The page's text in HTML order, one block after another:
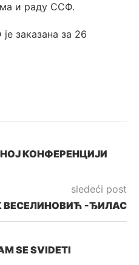
и раду ССФ.
заказана за 26
КОНФЕРЕНЦИЈИ
sledeći post
ВЕСЕЛИНОВИЋ -ЂИЛАС
SE SVIDETI